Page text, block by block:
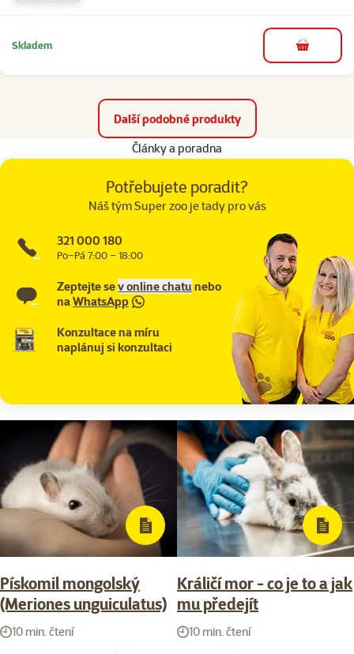
Skladem do košíku
Další podobné produkty
Články a poradna
Potřebujete poradit?
Náš tým Super zoo je tady pro vás
321 000 180
Po–Pá 7:00 – 18:00
Zeptejte sev online chatunebo
naWhatsApp
Konzultace na míru
naplánuj si konzultaci
Pískomil mongolský
(Meriones unguiculatus)
10 min. čtení
Králičí mor - co je to a jak
mu předejít
10 min. čtení